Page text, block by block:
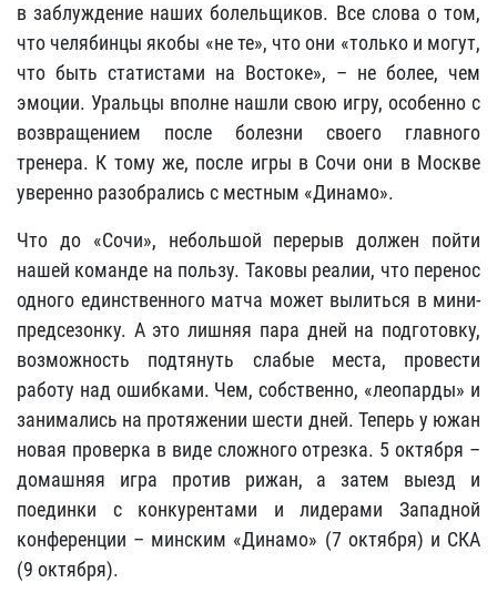
в заблуждение наших болельщиков. Все слова о том,
что челябинцы якобы «не те», что они «только и могут,
что быть статистами на Востоке», – не более, чем
эмоции. Уральцы вполне нашли свою игру, особенно с
возвращением после болезни своего главного
тренера. К тому же, после игры в Сочи они в Москве
уверенно разобрались с местным «Динамо».
Что до «Сочи», небольшой перерыв должен пойти
нашей команде на пользу. Таковы реалии, что перенос
одного единственного матча может вылиться в мини-
предсезонку. А это лишняя пара дней на подготовку,
возможность подтянуть слабые места, провести
работу над ошибками. Чем, собственно, «леопарды» и
занимались на протяжении шести дней. Теперь у южан
новая проверка в виде сложного отрезка. 5 октября –
домашняя игра против рижан, а затем выезд и
поединки с конкурентами и лидерами Западной
конференции – минским «Динамо» (7 октября) и СКА
(9 октября).